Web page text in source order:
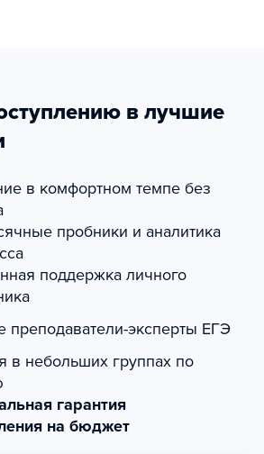
в лучшие
в комфортном темпе без
пробники и аналитика
поддержка личного
преподаватели-эксперты ЕГЭ
в небольших группах по
гарантия
на бюджет